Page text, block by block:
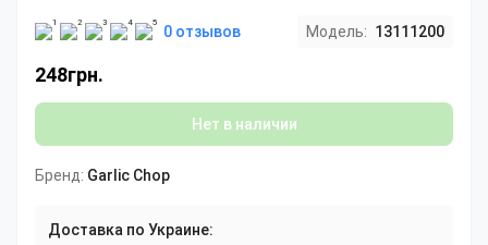
0 отзывов Модель: 13111200
248грн.
Нет в наличии
Бренд: Garlic Chop
Доставка по Украине: